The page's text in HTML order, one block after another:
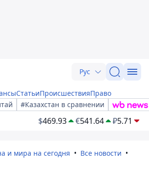
Рус
СтатьиПроисшествияПраво
#Казахстан в сравнении
$469.93 €541.64 ₽5.71
и мира на сегодня
Все новости